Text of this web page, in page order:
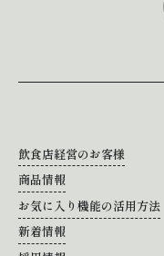
飲食店経営のお客様
商品情報
お気に入り機能の活用方法
新着情報